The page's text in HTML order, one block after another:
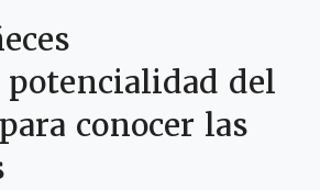
del
conocer las